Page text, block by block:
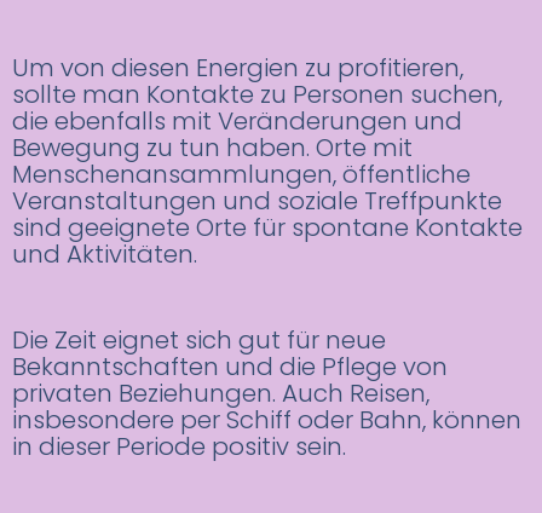
Um von diesen Energien zu profitieren,
sollte man Kontakte zu Personen suchen,
die ebenfalls mit Veränderungen und
Bewegung zu tun haben. Orte mit
Menschenansammlungen, öffentliche
Veranstaltungen und soziale Treffpunkte
sind geeignete Orte für spontane Kontakte
und Aktivitäten.
Die Zeit eignet sich gut für neue
Bekanntschaften und die Pflege von
privaten Beziehungen. Auch Reisen,
insbesondere per Schiff oder Bahn, können
in dieser Periode positiv sein.